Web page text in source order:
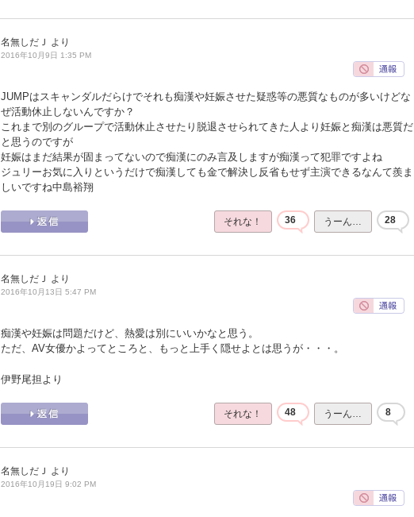
名無しだＪ より
2016年10月9日 1:35 PM
JUMPはスキャンダルだらけでそれも痴漢や妊娠させた疑惑等の悪質なものが多いけどな
ぜ活動休止しないんですか？
これまで別のグループで活動休止させたり脱退させられてきた人より妊娠と痴漢は悪質だ
と思うのですが
妊娠はまだ結果が固まってないので痴漢にのみ言及しますが痴漢って犯罪ですよね
ジュリーお気に入りというだけで痴漢しても金で解決し反省もせず主演できるなんて羨ま
しいですね中島裕翔
それな！ 36 うーん… 28
名無しだＪ より
2016年10月13日 5:47 PM
痴漢や妊娠は問題だけど、熱愛は別にいいかなと思う。
ただ、AV女優かよってところと、もっと上手く隠せよとは思うが・・・。
伊野尾担より
それな！ 48 うーん… 8
名無しだＪ より
2016年10月19日 9:02 PM